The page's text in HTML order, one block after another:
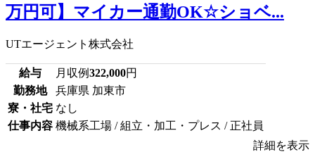
万円可】マイカー通勤OK☆ショベ...
UTエージェント株式会社
給与 月収例322,000円
勤務地
兵庫県 加東市
寮・社宅 なし
仕事内容 機械系工場 / 組立・加工・プレス / 正社員
詳細を表示